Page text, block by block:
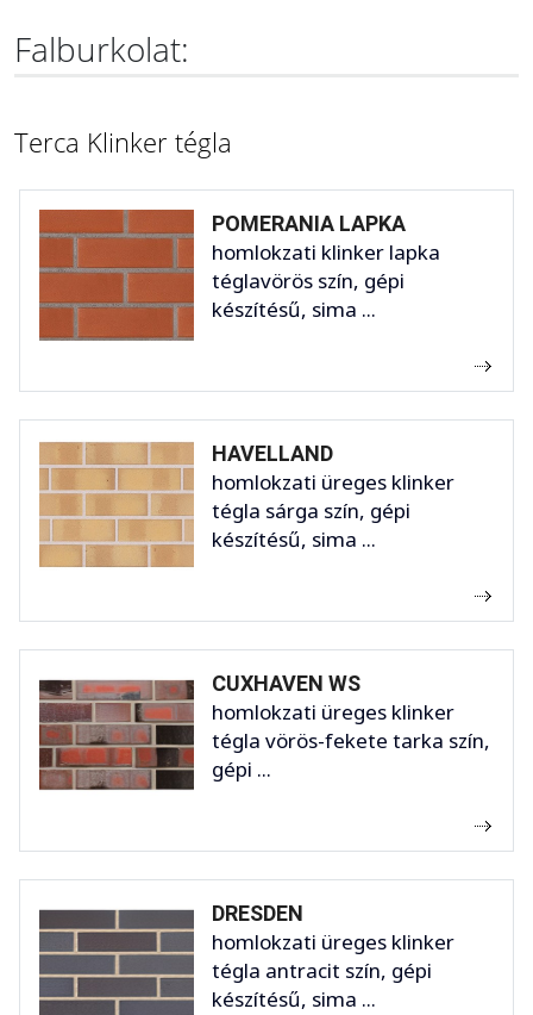
Falburkolat:
Terca Klinker tégla
POMERANIA LAPKA
homlokzati klinker lapka
téglavörös szín, gépi
készítésű, sima ...
HAVELLAND
homlokzati üreges klinker
tégla sárga szín, gépi
készítésű, sima ...
CUXHAVEN WS
homlokzati üreges klinker
tégla vörös-fekete tarka szín,
gépi ...
DRESDEN
homlokzati üreges klinker
tégla antracit szín, gépi
készítésű, sima ...